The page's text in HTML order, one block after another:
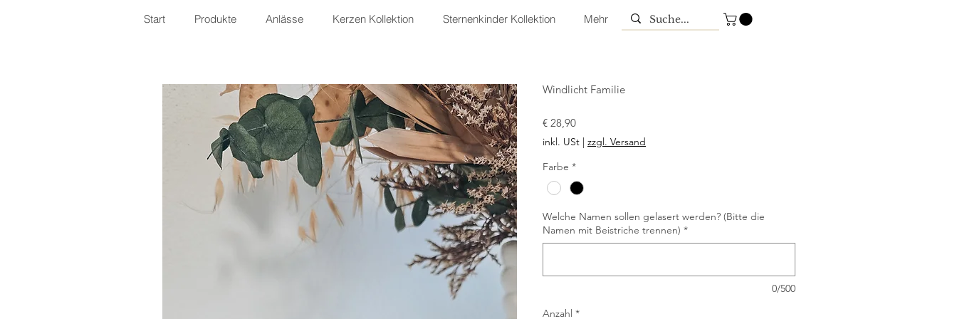
Start Produkte Anlässe Kerzen Kollektion Sternenkinder Kollektion Mehr
Windlicht Familie
€ 28,90Preis
inkl. USt
zzgl. Versand
Farbe *
Welche Namen sollen gelasert werden? (Bitte die
Namen mit Beistriche trennen) *
0/500
Anzahl *